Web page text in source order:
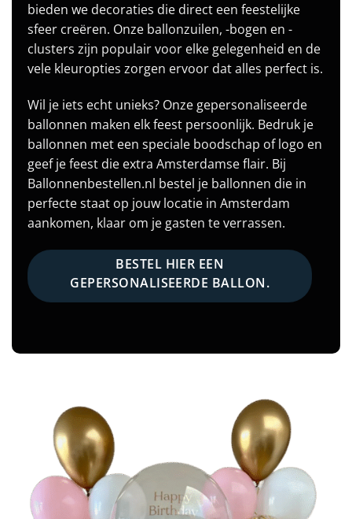
bieden we decoraties die direct een feestelijke
sfeer creëren. Onze ballonzuilen, -bogen en -
clusters zijn populair voor elke gelegenheid en de
vele kleuropties zorgen ervoor dat alles perfect is.
Wil je iets echt unieks? Onze gepersonaliseerde
ballonnen maken elk feest persoonlijk. Bedruk je
ballonnen met een speciale boodschap of logo en
geef je feest die extra Amsterdamse flair. Bij
Ballonnenbestellen.nl bestel je ballonnen die in
perfecte staat op jouw locatie in Amsterdam
aankomen, klaar om je gasten te verrassen.
BESTEL HIER EEN
GEPERSONALISEERDE BALLON.